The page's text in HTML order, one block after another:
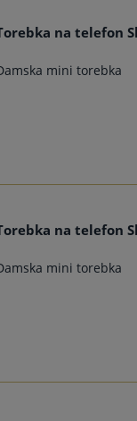
na telefon
mini torebka
na telefon
mini torebka